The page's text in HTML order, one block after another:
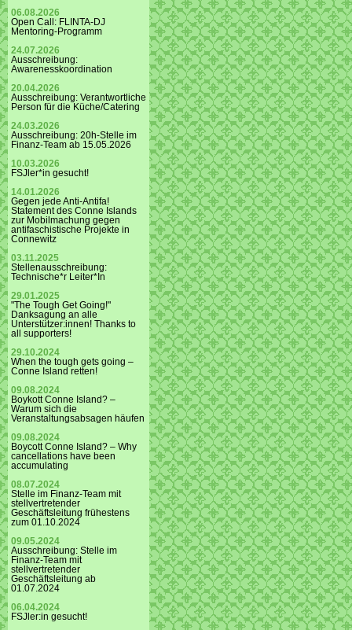
06.08.2026
Open Call: FLINTA-DJ
Mentoring-Programm
24.07.2026
Ausschreibung:
Awarenesskoordination
20.04.2026
Ausschreibung: Verantwortliche
Person für die Küche/Catering
24.03.2026
Ausschreibung: 20h-Stelle im
Finanz-Team ab 15.05.2026
10.03.2026
FSJler*in gesucht!
14.01.2026
Gegen jede Anti-Antifa!
Statement des Conne Islands
zur Mobilmachung gegen
antifaschistische Projekte in
Connewitz
03.11.2025
Stellenausschreibung:
Technische*r Leiter*In
29.01.2025
"The Tough Get Going!"
Danksagung an alle
Unterstützer:innen! Thanks to
all supporters!
29.10.2024
When the tough gets going –
Conne Island retten!
09.08.2024
Boykott Conne Island? –
Warum sich die
Veranstaltungsabsagen häufen
09.08.2024
Boycott Conne Island? – Why
cancellations have been
accumulating
08.07.2024
Stelle im Finanz-Team mit
stellvertretender
Geschäftsleitung frühestens
zum 01.10.2024
09.05.2024
Ausschreibung: Stelle im
Finanz-Team mit
stellvertretender
Geschäftsleitung ab
01.07.2024
06.04.2024
FSJler:in gesucht!